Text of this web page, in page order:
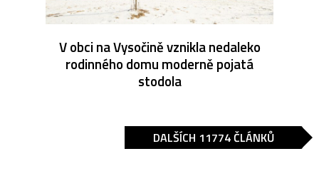
V obci na Vysočině vznikla nedaleko
rodinného domu moderně pojatá
stodola
DALŠÍCH 11774 ČLÁNKŮ